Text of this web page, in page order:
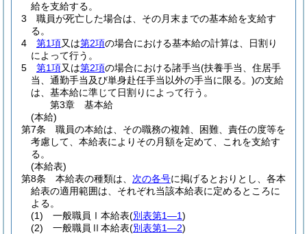
給を支給する。
3
職員が死亡した場合は、その月末までの基本給を支給す
る。
4
第1項又は第2項の場合における基本給の計算は、日割り
によって行う。
5
第1項又は第2項の場合における諸手当(扶養手当、住居手
当、通勤手当及び単身赴任手当以外の手当に限る。)の支給
は、基本給に準じて日割りによって行う。
第3章
基本給
(本給)
第7条
職員の本給は、その職務の複雑、困難、責任の度等を
考慮して、本給表によりその月額を定めて、これを支給す
る。
(本給表)
第8条
本給表の種類は、 次の各号に掲げるとおりとし、各本
給表の適用範囲は、それぞれ当該本給表に定めるところに
よる。
(1)
一般職員Ⅰ本給表(別表第1―1)
(2)
一般職員Ⅱ本給表(別表第1―2)